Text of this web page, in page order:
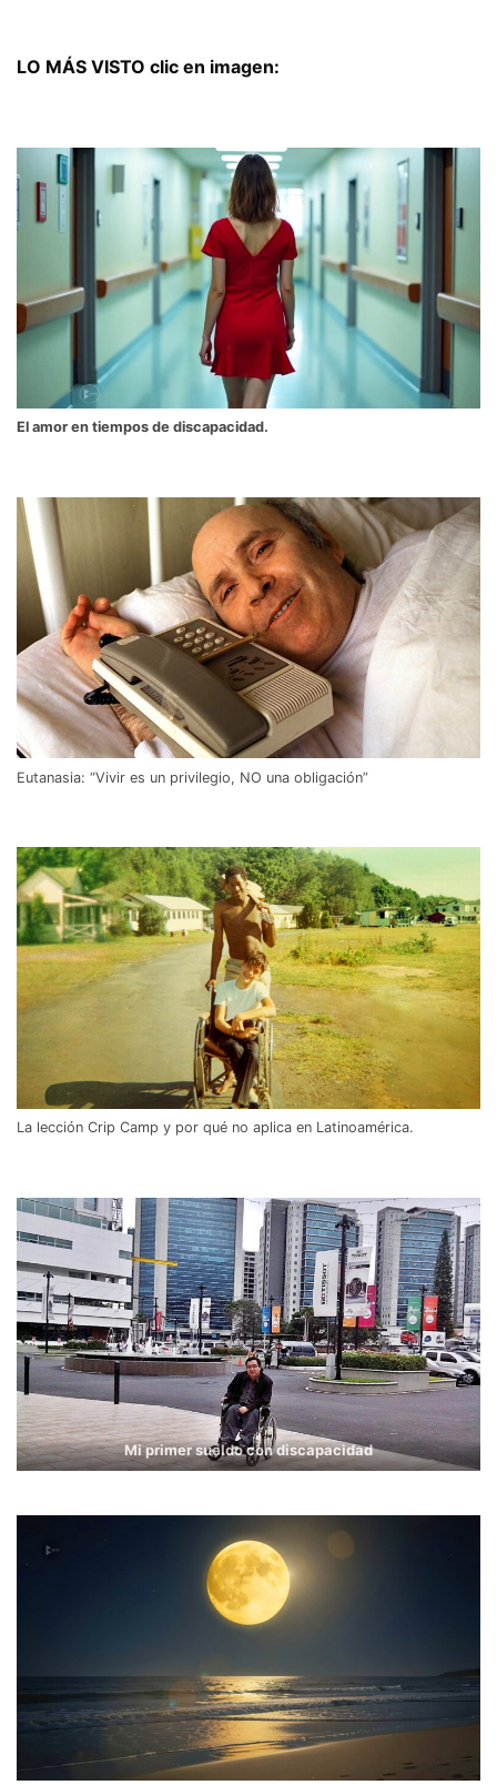
LO MÁS VISTO clic en imagen:
El amor en tiempos de discapacidad.
Eutanasia: “Vivir es un privilegio, NO una obligación”
La lección Crip Camp y por qué no aplica en Latinoamérica.
Mi primer sueldo con discapacidad